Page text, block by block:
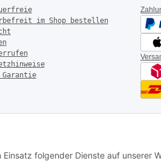
folgender Dienste auf unserer
im Shop bestellen
– Alle Rechte vorbehalten | AGB |